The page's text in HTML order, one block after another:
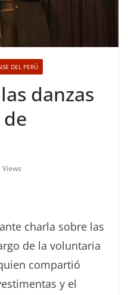
DEL PERÚ
danzas
Views
charla sobre las
de la voluntaria
compartió
y el